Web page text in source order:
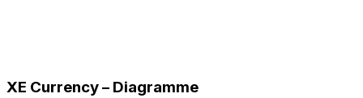
XE Currency – Diagramme